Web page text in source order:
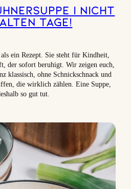
| Nicht
Tage!
ein Rezept. Sie steht für Kindheit,
der sofort beruhigt. Wir zeigen euch,
klassisch, ohne Schnickschnack und
die wirklich zählen. Eine Suppe,
so gut tut.